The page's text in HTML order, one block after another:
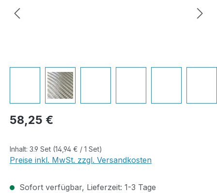
Regulärer Preis:
58,25 €
Inhalt: 3.9 Set (14,94 € / 1 Set)
Preise inkl. MwSt. zzgl. Versandkosten
Sofort verfügbar, Lieferzeit: 1-3 Tage